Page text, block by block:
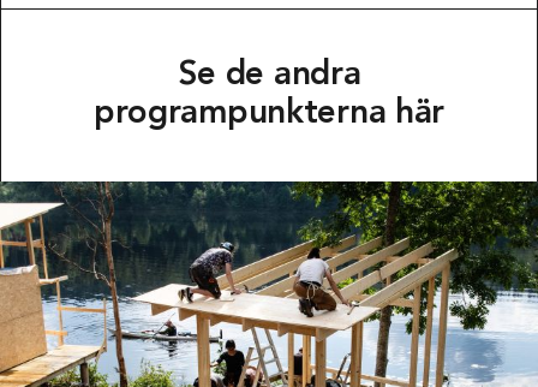
Se de andra
programpunkterna här